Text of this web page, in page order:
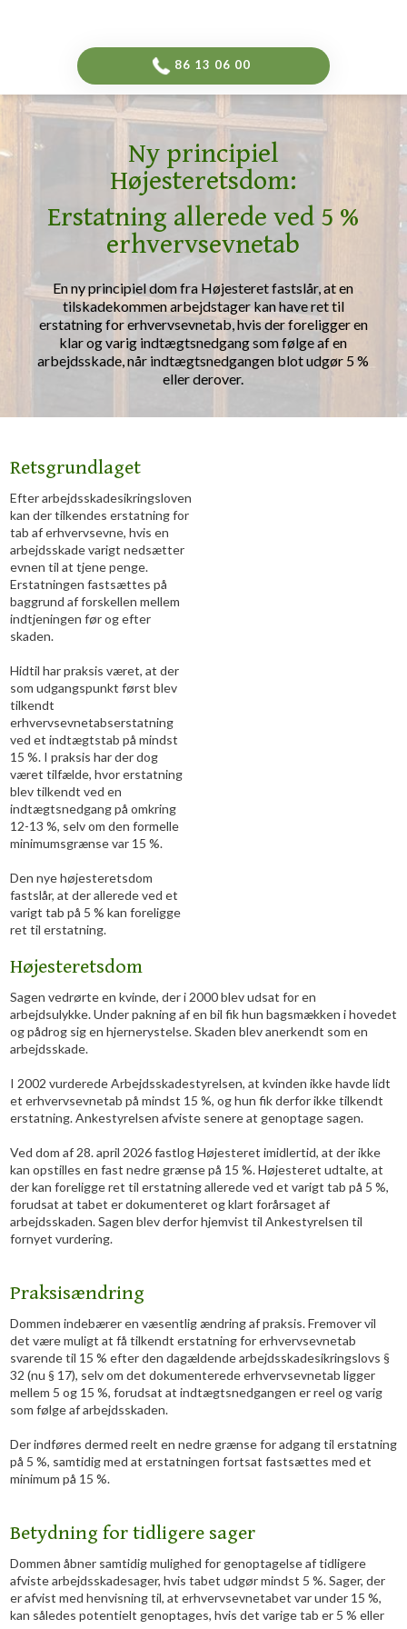
​86 13 06 00​
Ny principiel
Højesteretsdom:
Erstatning allerede ved 5 %
erhvervsevnetab
En ny principiel dom fra Højesteret fastslår, at en
tilskadekommen arbejdstager kan have ret til
erstatning for erhvervsevnetab, hvis der foreligger en
klar og varig indtægtsnedgang som følge af en
arbejdsskade, når indtægtsnedgangen blot udgør 5 %
eller derover.​
Retsgrundlaget
Efter arbejdsskadesikringsloven
kan der tilkendes erstatning for
tab af erhvervsevne, hvis en
arbejdsskade varigt nedsætter
evnen til at tjene penge.
Erstatningen fastsættes på
baggrund af forskellen mellem
indtjeningen før og efter
skaden.
Hidtil har praksis været, at der
som udgangspunkt først blev
tilkendt
erhvervsevnetabserstatning
ved et indtægtstab på mindst
15 %. I praksis har der dog
været tilfælde, hvor erstatning
blev tilkendt ved en
indtægtsnedgang på omkring
12-13 %, selv om den formelle
minimumsgrænse var 15 %.
Den nye højesteretsdom
fastslår, at der allerede ved et
varigt tab på 5 % kan foreligge
ret til erstatning.
​Højesteretsdom
Sagen vedrørte en kvinde, der i 2000 blev udsat for en
arbejdsulykke. Under pakning af en bil fik hun bagsmækken i hovedet
og pådrog sig en hjernerystelse. Skaden blev anerkendt som en
arbejdsskade.
I 2002 vurderede Arbejdsskadestyrelsen, at kvinden ikke havde lidt
et erhvervsevnetab på mindst 15 %, og hun fik derfor ikke tilkendt
erstatning. Ankestyrelsen afviste senere at genoptage sagen.
Ved dom af 28. april 2026 fastlog Højesteret imidlertid, at der ikke
kan opstilles en fast nedre grænse på 15 %. Højesteret udtalte, at
der kan foreligge ret til erstatning allerede ved et varigt tab på 5 %,
forudsat at tabet er dokumenteret og klart forårsaget af
arbejdsskaden. Sagen blev derfor hjemvist til Ankestyrelsen til
fornyet vurdering.
Praksisændring
Dommen indebærer en væsentlig ændring af praksis. Fremover vil
det være muligt at få tilkendt erstatning for erhvervsevnetab
svarende til 15 % efter den dagældende arbejdsskadesikringslovs §
32 (nu § 17), selv om det dokumenterede erhvervsevnetab ligger
mellem 5 og 15 %, forudsat at indtægtsnedgangen er reel og varig
som følge af arbejdsskaden.
Der indføres dermed reelt en nedre grænse for adgang til erstatning
på 5 %, samtidig med at erstatningen fortsat fastsættes med et
minimum på 15 %.
Betydning for tidligere sager
Dommen åbner samtidig mulighed for genoptagelse af tidligere
afviste arbejdsskadesager, hvis tabet udgør mindst 5 %. Sager, der
er afvist med henvisning til, at erhvervsevnetabet var under 15 %,
kan således potentielt genoptages, hvis det varige tab er 5 % eller